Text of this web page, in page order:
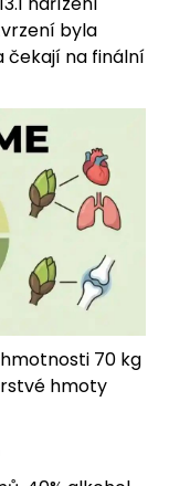
byla
čekají na finální
70 kg
hmoty